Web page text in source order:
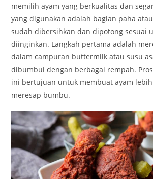
memilih ayam yang berkualitas dan
yang digunakan adalah bagian paha
sudah dibersihkan dan dipotong sesuai
diinginkan. Langkah pertama adalah
dalam campuran buttermilk atau susu
dibumbui dengan berbagai rempah.
ini bertujuan untuk membuat ayam
meresap bumbu.